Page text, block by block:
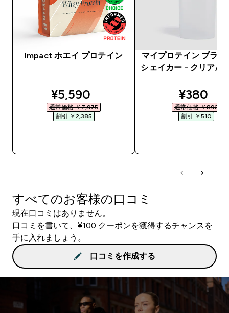
Impact ホエイ プロテイン
discounted price
¥5,590‎
通常価格 ￥7,975‎
割引 ￥2,385‎
マイプロテイン プラス
シェイカー - クリア/ブ
¥380‎
通常価格 ￥890‎
割引 ￥510‎
すべてのお客様の口コミ
現在口コミはありません。
口コミを書いて、¥100 クーポンを獲得するチャンスを
手に入れましょう。
口コミを作成する